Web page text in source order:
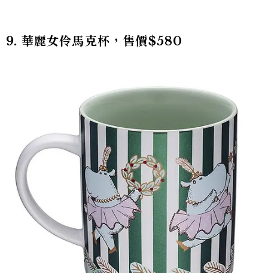
9. 華麗女伶馬克杯，售價$580